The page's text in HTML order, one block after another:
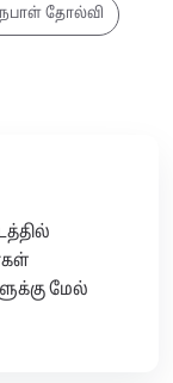
தோல்வி
மேல்